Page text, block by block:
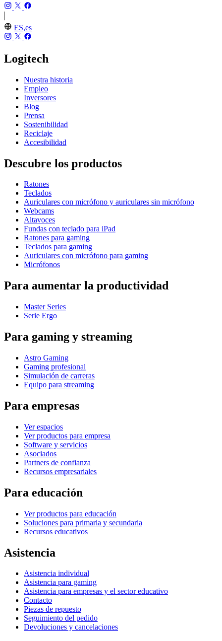
ES,es
Logitech
Nuestra historia
Empleo
Inversores
Blog
Prensa
Sostenibilidad
Reciclaje
Accesibilidad
Descubre los productos
Ratones
Teclados
Auriculares con micrófono y auriculares sin micrófono
Webcams
Altavoces
Fundas con teclado para iPad
Ratones para gaming
Teclados para gaming
Auriculares con micrófono para gaming
Micrófonos
Para aumentar la productividad
Master Series
Serie Ergo
Para gaming y streaming
Astro Gaming
Gaming profesional
Simulación de carreras
Equipo para streaming
Para empresas
Ver espacios
Ver productos para empresa
Software y servicios
Asociados
Partners de confianza
Recursos empresariales
Para educación
Ver productos para educación
Soluciones para primaria y secundaria
Recursos educativos
Asistencia
Asistencia individual
Asistencia para gaming
Asistencia para empresas y el sector educativo
Contacto
Piezas de repuesto
Seguimiento del pedido
Devoluciones y cancelaciones